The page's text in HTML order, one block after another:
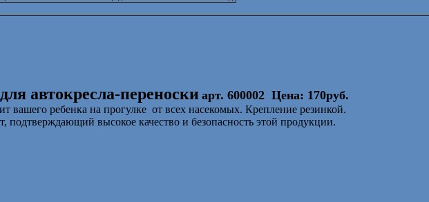
автокресла-переноски арт. 600002 Цена: 170руб.
вашего ребенка на прогулке от всех насекомых. Крепление резинкой.
подтверждающий высокое качество и безопасность этой продукции.